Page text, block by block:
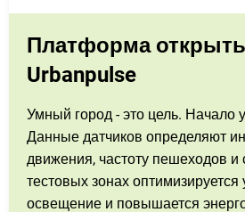
Платформа
Urbanpulse
Умный город - это цель. Начало
Данные датчиков определяют
движения, частоту пешеходов и
тестовых зонах оптимизируется
освещение и повышается